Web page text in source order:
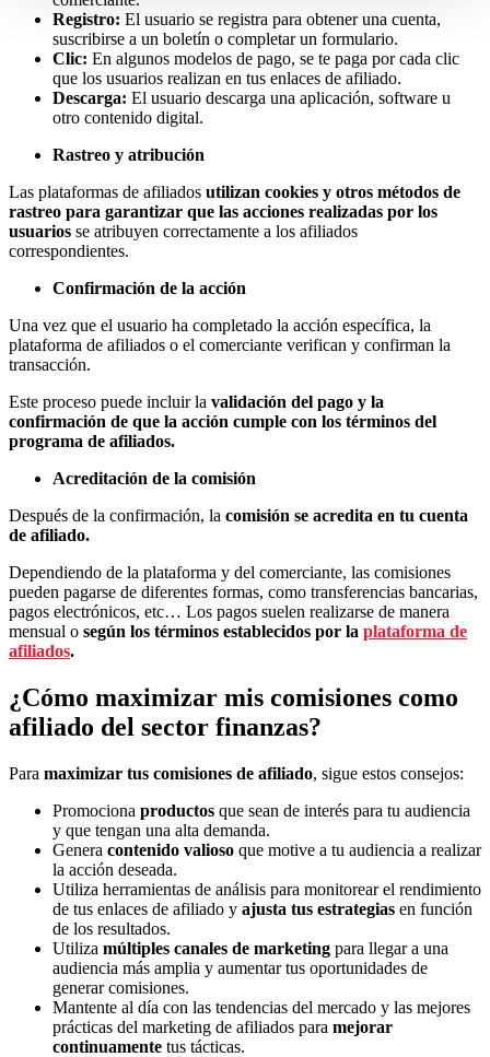
Registro: El usuario se registra para obtener una cuenta,
suscribirse a un boletín o completar un formulario.
Clic: En algunos modelos de pago, se te paga por cada clic
que los usuarios realizan en tus enlaces de afiliado.
Descarga: El usuario descarga una aplicación, software u
otro contenido digital.
Rastreo y atribución
Las plataformas de afiliados utilizan cookies y otros métodos de
rastreo para garantizar que las acciones realizadas por los
usuarios se atribuyen correctamente a los afiliados
correspondientes.
Confirmación de la acción
Una vez que el usuario ha completado la acción específica, la
plataforma de afiliados o el comerciante verifican y confirman la
transacción.
Este proceso puede incluir la validación del pago y la
confirmación de que la acción cumple con los términos del
programa de afiliados.
Acreditación de la comisión
Después de la confirmación, la comisión se acredita en tu cuenta
de afiliado.
Dependiendo de la plataforma y del comerciante, las comisiones
pueden pagarse de diferentes formas, como transferencias bancarias,
pagos electrónicos, etc… Los pagos suelen realizarse de manera
mensual o según los términos establecidos por la plataforma de
afiliados.
¿Cómo maximizar mis comisiones como
afiliado del sector finanzas?
Para maximizar tus comisiones de afiliado, sigue estos consejos:
Promociona productos que sean de interés para tu audiencia
y que tengan una alta demanda.
Genera contenido valioso que motive a tu audiencia a realizar
la acción deseada.
Utiliza herramientas de análisis para monitorear el rendimiento
de tus enlaces de afiliado y ajusta tus estrategias en función
de los resultados.
Utiliza múltiples canales de marketing para llegar a una
audiencia más amplia y aumentar tus oportunidades de
generar comisiones.
Mantente al día con las tendencias del mercado y las mejores
prácticas del marketing de afiliados para mejorar
continuamente tus tácticas.